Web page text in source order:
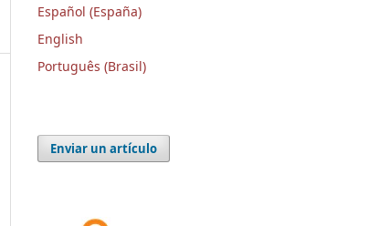
Español (España)
English
Português (Brasil)
Enviar un artículo